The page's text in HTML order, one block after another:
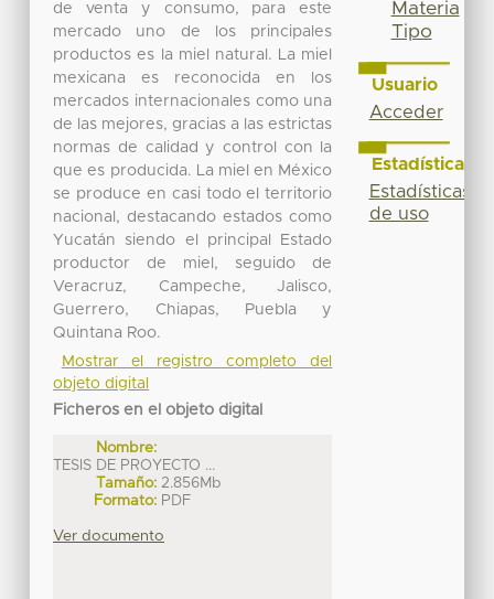
de venta y consumo, para este
mercado uno de los principales
productos es la miel natural. La miel
mexicana es reconocida en los
mercados internacionales como una
de las mejores, gracias a las estrictas
normas de calidad y control con la
que es producida. La miel en México
se produce en casi todo el territorio
nacional, destacando estados como
Yucatán siendo el principal Estado
productor de miel, seguido de
Veracruz, Campeche, Jalisco,
Guerrero, Chiapas, Puebla y
Quintana Roo.
Mostrar el registro completo del
objeto digital
Ficheros en el objeto digital
Nombre:
TESIS DE PROYECTO ...
Tamaño: 2.856Mb
Formato: PDF
Ver documento
Materia
Tipo
Usuario
Acceder
Estadísticas
Estadísticas
de uso